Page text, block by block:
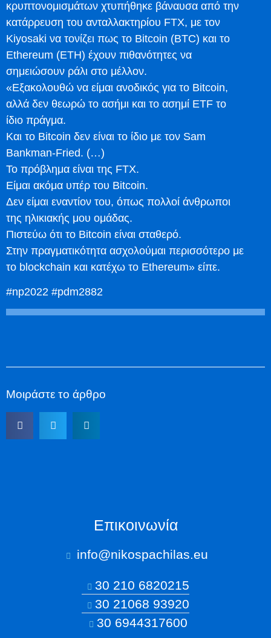
κρυπτονομισμάτων χτυπήθηκε βάναυσα από την
κατάρρευση του ανταλλακτηρίου FTX, με τον
Kiyosaki να τονίζει πως το Bitcoin (BTC) και το
Ethereum (ETH) έχουν πιθανότητες να
σημειώσουν ράλι στο μέλλον.
«Εξακολουθώ να είμαι ανοδικός για το Bitcoin,
αλλά δεν θεωρώ το ασήμι και το ασημί ETF το
ίδιο πράγμα.
Και το Bitcoin δεν είναι το ίδιο με τον Sam
Bankman-Fried. (…)
Το πρόβλημα είναι της FTX.
Είμαι ακόμα υπέρ του Bitcoin.
Δεν είμαι εναντίον του, όπως πολλοί άνθρωποι
της ηλικιακής μου ομάδας.
Πιστεύω ότι το Bitcoin είναι σταθερό.
Στην πραγματικότητα ασχολούμαι περισσότερο με
το blockchain και κατέχω το Ethereum» είπε.
#np2022 #pdm2882
Μοιράστε το άρθρο
Επικοινωνία
info@nikospachilas.eu​
30 210 6820215
30 21068 93920
30 6944317600